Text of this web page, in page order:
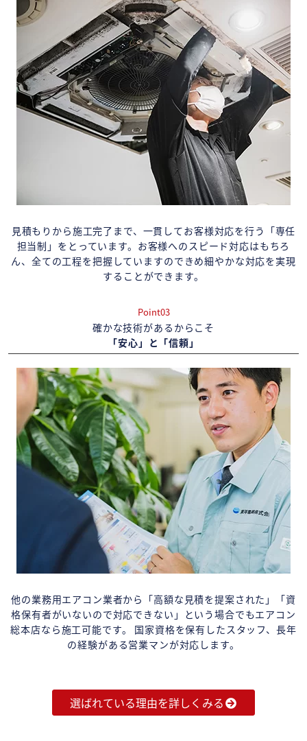
見積もりから施工完了まで、一貫してお客様対応を行う「専任
担当制」をとっています。お客様へのスピード対応はもちろ
ん、全ての工程を把握していますのできめ細やかな対応を実現
することができます。
Point03
確かな技術があるからこそ
「安心」と「信頼」
他の業務用エアコン業者から「高額な見積を提案された」「資
格保有者がいないので対応できない」という場合でもエアコン
総本店なら施工可能です。 国家資格を保有したスタッフ、長年
の経験がある営業マンが対応します。
選ばれている理由を詳しくみる